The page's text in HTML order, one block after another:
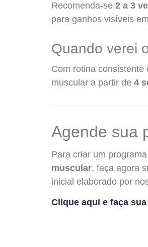
Recomenda-se 2 a 3
para ganhos visíveis
Quando verei
Com rotina
muscular a partir de 4
Agende sua
Para criar um
muscular, faça agora
inicial elaborado por
Clique aqui e faça